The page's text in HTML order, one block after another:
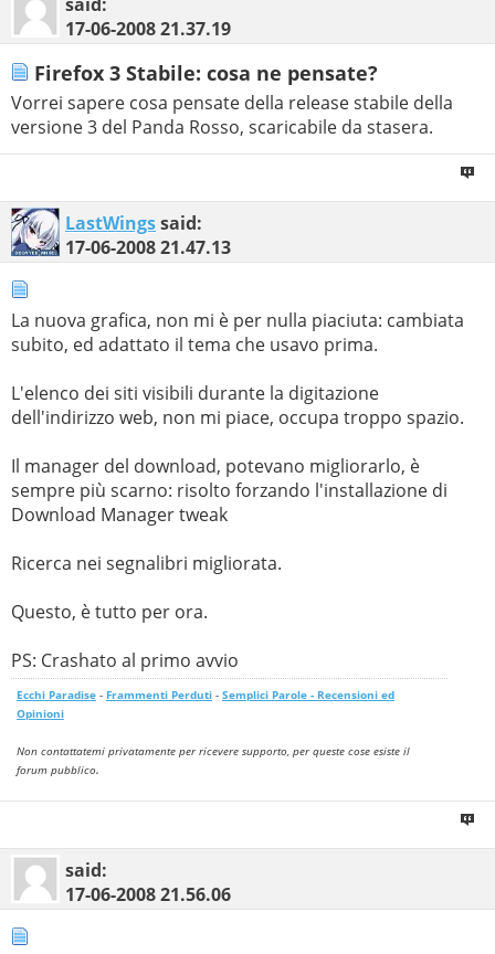
17-06-200821.37.19
Firefox 3 Stabile: cosa ne pensate?
Vorrei sapere cosa pensate della release stabile della
versione 3 del Panda Rosso, scaricabile da stasera.
LastWingssaid:
17-06-200821.47.13
La nuova grafica, non mi è per nulla piaciuta: cambiata
subito, ed adattato il tema che usavo prima.
L'elenco dei siti visibili durante la digitazione
dell'indirizzo web, non mi piace, occupa troppo spazio.
Il manager del download, potevano migliorarlo, è
sempre più scarno: risolto forzando l'installazione di
Download Manager tweak
Ricerca nei segnalibri migliorata.
Questo, è tutto per ora.
PS: Crashato al primo avvio
Ecchi Paradise - Frammenti Perduti - Semplici Parole - Recensioni ed
Opinioni
Non contattatemi privatamente per ricevere supporto, per queste cose esiste il
forum pubblico.
said:
17-06-200821.56.06